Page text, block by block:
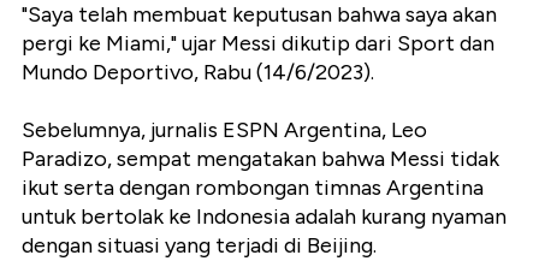
"Saya telah membuat keputusan bahwa saya akan
pergi ke Miami," ujar Messi dikutip dari Sport dan
Mundo Deportivo, Rabu (14/6/2023).
Sebelumnya, jurnalis ESPN Argentina, Leo
Paradizo, sempat mengatakan bahwa Messi tidak
ikut serta dengan rombongan timnas Argentina
untuk bertolak ke Indonesia adalah kurang nyaman
dengan situasi yang terjadi di Beijing.